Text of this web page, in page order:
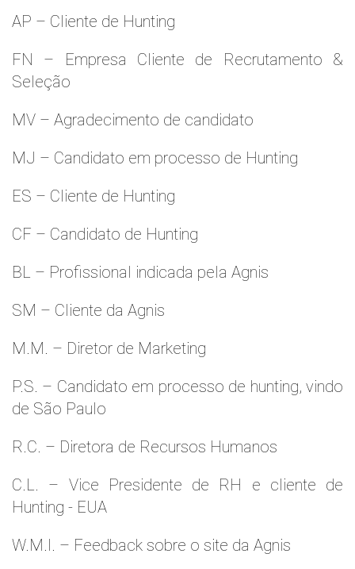
AP – Cliente de Hunting
FN – Empresa Cliente de Recrutamento &
Seleção
MV – Agradecimento de candidato
MJ – Candidato em processo de Hunting
ES – Cliente de Hunting
CF – Candidato de Hunting
BL – Profissional indicada pela Agnis
SM – Cliente da Agnis
M.M. – Diretor de Marketing
P.S. – Candidato em processo de hunting, vindo
de São Paulo
R.C. – Diretora de Recursos Humanos
C.L. – Vice Presidente de RH e cliente de
Hunting - EUA
W.M.l. – Feedback sobre o site da Agnis